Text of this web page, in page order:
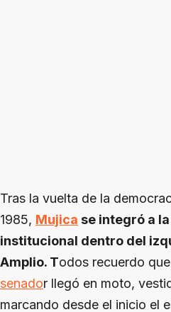
Tras la vuelta de la
1985, Mujica se integró a
institucional dentro del
Amplio. Todos recuerdo
senador llegó en moto,
marcando desde el inicio el